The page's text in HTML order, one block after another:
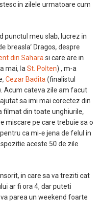
in zilele urmatoare cum
punctul meu slab, lucrez in
breasla’ Dragos, despre
din Sahara si care are in
mai, la St. Polten) , m-a
Cezar Badita (finalistul
Acum cateva zile am facut
sa imi mai corectez din
filmat din toate unghiurile,
miscare pe care trebuie sa o
ca mi-e jena de felul in
aceste 50 de zile
in care sa va treziti cat
ar fi ora 4, dar puteti
parea un weekend foarte